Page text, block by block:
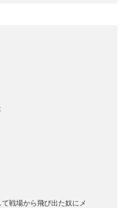
戦場から飛び出た奴にメ